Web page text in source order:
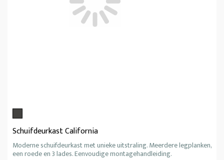
Schuifdeurkast California
Moderne schuifdeurkast met unieke uitstraling. Meerdere legplanken,
een roede en 3 lades. Eenvoudige montagehandleiding.